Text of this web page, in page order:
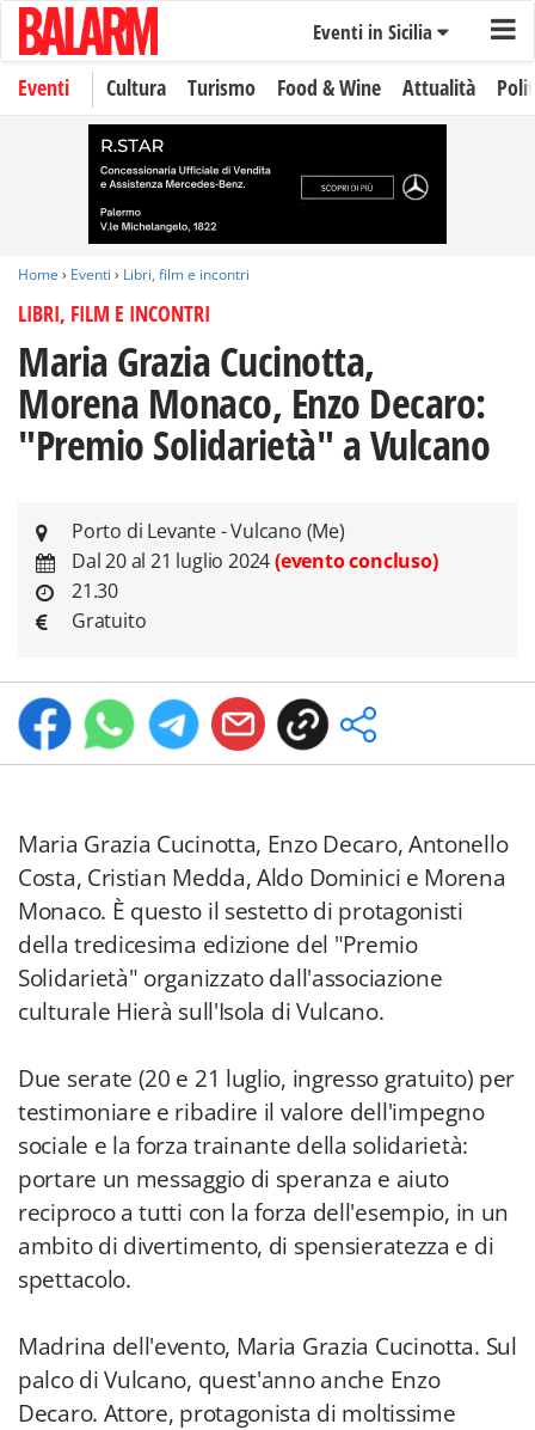
Eventi in Sicilia
Eventi Cultura Turismo Food & Wine Attualità
Home › Eventi › Libri, film e incontri
LIBRI, FILM E INCONTRI
Maria Grazia Cucinotta,
Morena Monaco, Enzo Decaro:
"Premio Solidarietà" a Vulcano
Porto di Levante - Vulcano (Me)
Dal 20 al 21 luglio 2024(evento concluso)
21.30
Gratuito
Maria Grazia Cucinotta, Enzo Decaro, Antonello
Costa, Cristian Medda, Aldo Dominici e Morena
Monaco. È questo il sestetto di protagonisti
della tredicesima edizione del "Premio
Solidarietà" organizzato dall'associazione
culturale Hierà sull'Isola di Vulcano.
Due serate (20 e 21 luglio, ingresso gratuito) per
testimoniare e ribadire il valore dell'impegno
sociale e la forza trainante della solidarietà:
portare un messaggio di speranza e aiuto
reciproco a tutti con la forza dell'esempio, in un
ambito di divertimento, di spensieratezza e di
spettacolo.
Madrina dell'evento, Maria Grazia Cucinotta. Sul
palco di Vulcano, quest'anno anche Enzo
Decaro. Attore, protagonista di moltissime